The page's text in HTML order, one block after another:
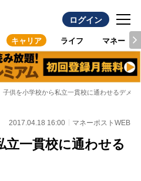
ログイン
キャリア ライフ マネー
子供を小学校から私立一貫校に通わせるデメリ
2017.04.18 16:00 マネーポストWEB
立一貫校に通わせる